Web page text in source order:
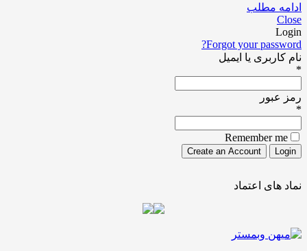
ادامه مطلب
Close
Login
Forgot your password?
نام کاربری یا ایمیل
*
رمز عبور
*
Remember me
نماد های اعتماد